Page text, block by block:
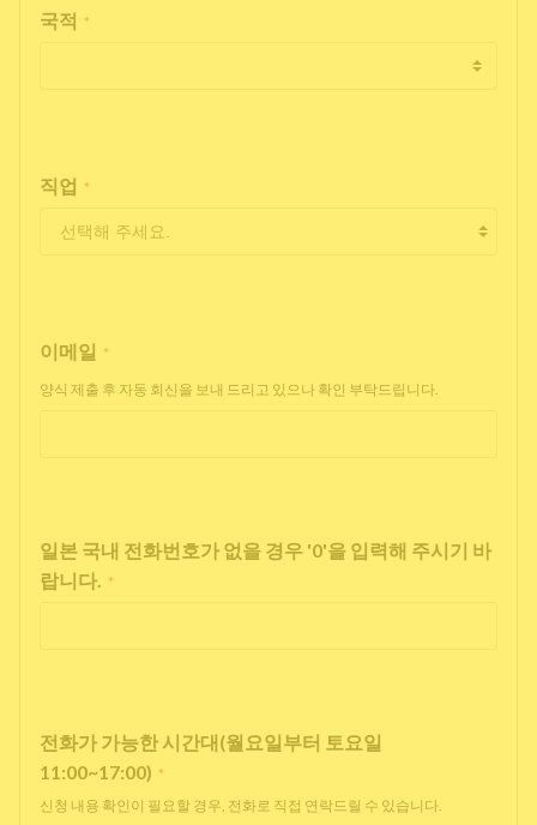
국적 *
직업 *
이메일 *
양식 제출 후 자동 회신을 보내 드리고 있으나 확인 부탁드립니다.
일본 국내 전화번호가 없을 경우 '0'을 입력해 주시기 바
랍니다. *
전화가 가능한 시간대(월요일부터 토요일
11:00~17:00) *
신청 내용 확인이 필요할 경우, 전화로 직접 연락드릴 수 있습니다.